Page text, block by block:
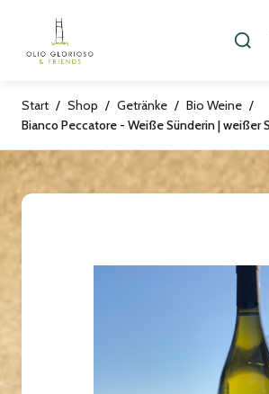
Start / Shop / Getränke / Bio Weine /